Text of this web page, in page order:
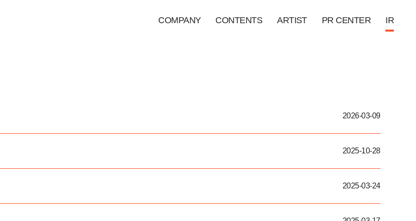
COMPANY CONTENTS ARTIST PR CENTER IR
2026-03-09
2025-10-28
2025-03-24